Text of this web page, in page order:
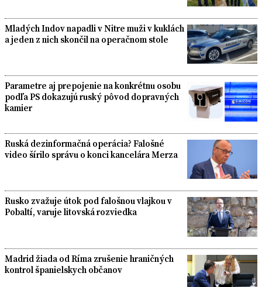
Mladých Indov napadli v Nitre muži v kuklách
a jeden z nich skončil na operačnom stole
Parametre aj prepojenie na konkrétnu osobu
podľa PS dokazujú ruský pôvod dopravných
kamier
Ruská dezinformačná operácia? Falošné
video šírilo správu o konci kancelára Merza
Rusko zvažuje útok pod falošnou vlajkou v
Pobaltí, varuje litovská rozviedka
Madrid žiada od Ríma zrušenie hraničných
kontrol španielskych občanov